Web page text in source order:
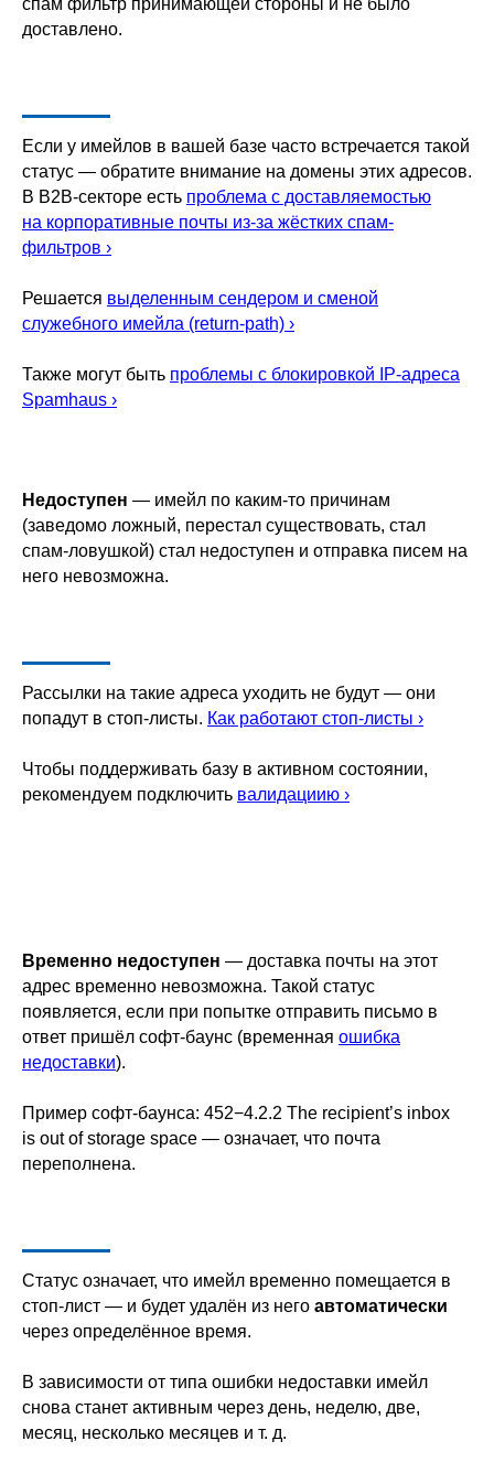
спам фильтр принимающей стороны и не было
доставлено.
Если у имейлов в вашей базе часто встречается такой
статус — обратите внимание на домены этих адресов.
В B2B-секторе есть проблема с доставляемостью
на корпоративные почты из-за жёстких спам-
фильтров ›
Решается выделенным сендером и сменой
служебного имейла (return-path) ›
Также могут быть проблемы с блокировкой IP-адреса
Spamhaus ›
Недоступен — имейл по каким-то причинам
(заведомо ложный, перестал существовать, стал
спам-ловушкой) стал недоступен и отправка писем на
него невозможна.
Рассылки на такие адреса уходить не будут — они
попадут в стоп-листы. Как работают стоп-листы ›
Чтобы поддерживать базу в активном состоянии,
рекомендуем подключить валидациию ›
Временно недоступен — доставка почты на этот
адрес временно невозможна. Такой статус
появляется, если при попытке отправить письмо в
ответ пришёл софт-баунс (временная ошибка
недоставки).
Пример софт-баунса: 452−4.2.2 The recipient’s inbox
is out of storage space — означает, что почта
переполнена.
Статус означает, что имейл временно помещается в
стоп-лист — и будет удалён из него автоматически
через определённое время.
В зависимости от типа ошибки недоставки имейл
снова станет активным через день, неделю, две,
месяц, несколько месяцев и т. д.